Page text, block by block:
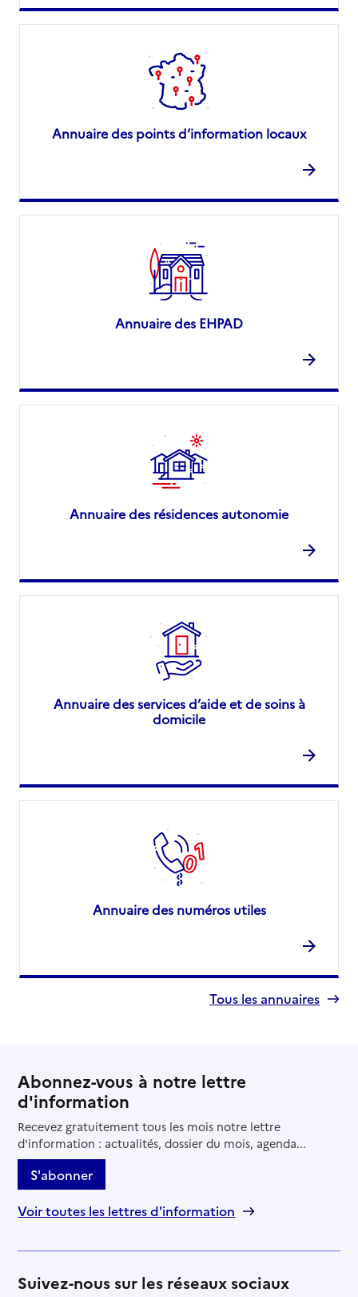
Annuaire des points d’information locaux
Annuaire des EHPAD
Annuaire des résidences autonomie
Annuaire des services d’aide et de soins à
domicile
Annuaire des numéros utiles
Tous les annuaires
Abonnez-vous à notre lettre
d'information
Recevez gratuitement tous les mois notre lettre
d'information : actualités, dossier du mois, agenda...
S'abonner
Voir toutes les lettres d'information
Suivez-nous sur les réseaux sociaux